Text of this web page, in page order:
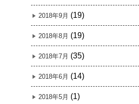
2018年9月 (19)
2018年8月 (19)
2018年7月 (35)
2018年6月 (14)
2018年5月 (1)